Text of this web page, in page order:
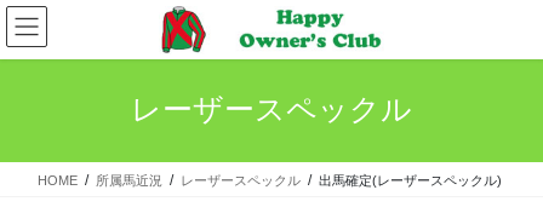
コ
ン
テ
ス
ナ
ビ
ゲ
ン
レーザースペックル
HOME 所属馬近況 レーザースペックル 出馬確定(レーザースペックル)